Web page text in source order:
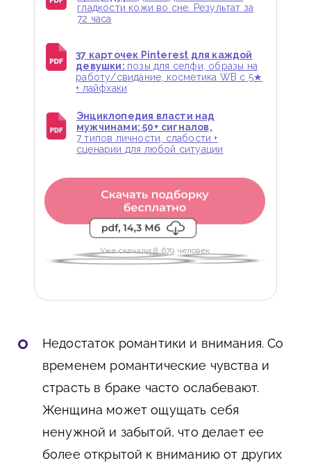
гладкости кожи во сне. Результат за
72 часа
Уже скачали 8 679 человек
37 карточек Pinterest для каждой
девушки: позы для селфи, образы на
работу/свидание, косметика WB с 5★
+ лайфхаки
Энциклопедия власти над
мужчинами: 50+ сигналов,
7 типов личности, слабости +
сценарии для любой ситуации
Недостаток романтики и внимания. Со
временем романтические чувства и
страсть в браке часто ослабевают.
Женщина может ощущать себя
ненужной и забытой, что делает ее
более открытой к вниманию от других